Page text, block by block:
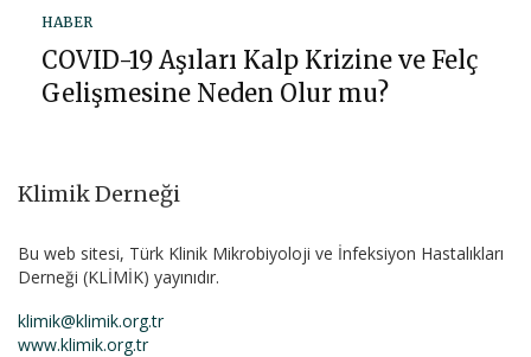
HABER
COVID-19 Aşıları Kalp Krizine ve Felç
Gelişmesine Neden Olur mu?
Klimik Derneği
Bu web sitesi, Türk Klinik Mikrobiyoloji ve İnfeksiyon Hastalıkları
Derneği (KLİMİK) yayınıdır.
klimik@klimik.org.tr
www.klimik.org.tr